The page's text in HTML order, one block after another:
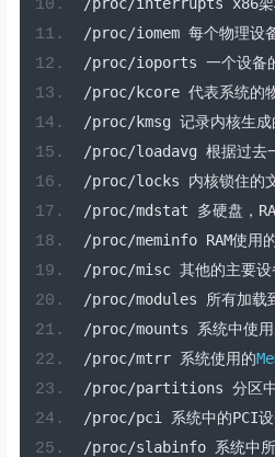
/proc/iomem 每个物理设
/proc/ioports 一个设备
/proc/kcore 代表系统的
/proc/kmsg 记录内核生
/proc/loadavg 根据过去
/proc/locks 内核锁住的
/proc/mdstat 多硬盘，
/proc/meminfo RAM使用
/proc/misc 其他的主要
/proc/modules 所有加载
/proc/mounts 系统中使
/proc/mtrr 系统使用的
/proc/partitions 分区
/proc/pci 系统中的PCI
/proc/slabinfo 系统中